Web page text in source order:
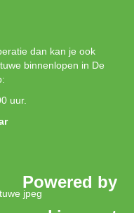
dan kan je ook
binnenlopen in De
uur.
Powered by